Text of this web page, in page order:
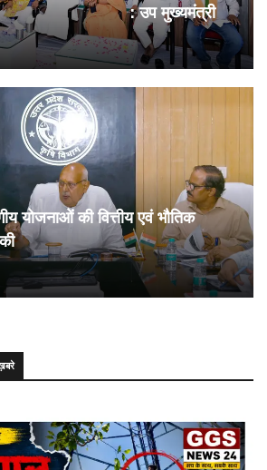
: उप मुख्यमंत्री
योजनाओं की वित्तीय एवं भौतिक